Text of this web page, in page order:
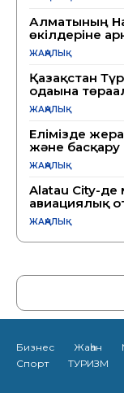
Алматының
өкілдеріне
ЖАҢАЛЫҚ
Қазақстан
одағына
ЖАҢАЛЫҚ
Елімізде
және
ЖАҢАЛЫҚ
Alatau City-
авиациялық
ЖАҢАЛЫҚ
Бизнес Жаһан
Спорт
ТУРИЗМ